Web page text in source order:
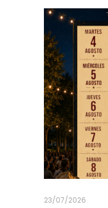
23/07/2026